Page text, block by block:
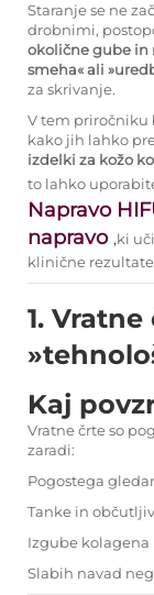
Staranje se ne
drobnimi,
okolične gube in
smeha« ali
za skrivanje.
V tem priročniku
kako jih lahko
izdelki za kožo
to lahko
Napravo
napravo ,ki
klinične
1.
Kaj
Vratne črte so
zaradi:
Pogostega
Tanke in
Izgube kolagena
Slabih navad